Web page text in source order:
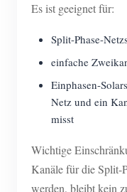
Es ist geeignet für:
Split-Phase-
einfache
Einphasen-
Netz und ein
misst
Wichtige
Kanäle für die Split-
werden, bleibt kein